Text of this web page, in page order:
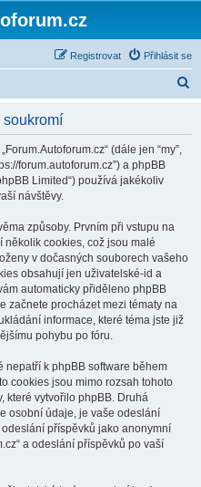
Přihlásit se
Registrovat
soukromí
(dále jen “my”,
forum.autoforum.cz”) a phpBB
Limited“) používá jakékoliv
návštěvy.
způsoby. Prvním při vstupu na
několik cookies, což jsou malé
v dočasných souborech vašeho
obsahují jen uživatelské-id a
automaticky přiděleno phpBB
začnete procházet mezi tématy na
informace, které téma jste již
pohybu po fóru.
nepatří k phpBB software během
cookies jsou mimo rozsah tohoto
které vytvořilo phpBB. Druhá
osobní údaje, je vaše odeslání
příspěvků jako anonymní
a odeslání příspěvků po vaší